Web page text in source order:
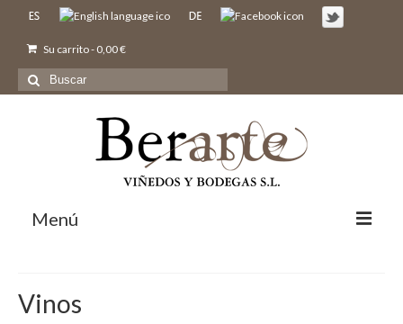
Su carrito- 0,00€
Buscar
por:
Menú
Vinos